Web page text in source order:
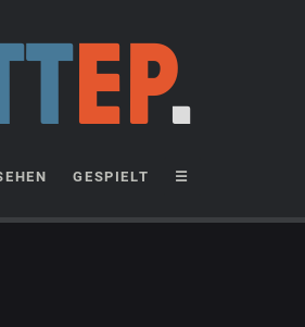
EP.
GESPIELT ☰